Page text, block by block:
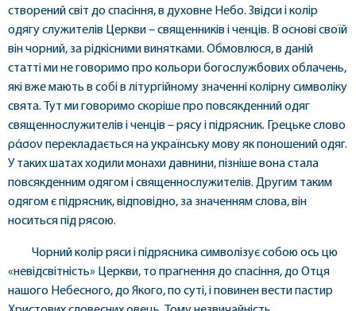
створений світ до спасіння, в духовне Небо. Звідси і колір
одягу служителів Церкви – священників і ченців. В основі своїй
він чорний, за рідкісними винятками. Обмовлюся, в даній
статті ми не говоримо про кольори богослужбових облачень,
які вже мають в собі в літургійному значенні колірну символіку
свята. Тут ми говоримо скоріше про повсякденний одяг
священнослужителів і ченців – рясу і підрясник. Грецьке слово
ράσον перекладається на українську мову як поношений одяг.
У таких шатах ходили монахи давнини, пізніше вона стала
повсякденним одягом і священнослужителів. Другим таким
одягом є підрясник, відповідно, за значенням слова, він
носиться під рясою.
Чорний колір ряси і підрясника символізує собою ось цю
«невідсвітність» Церкви, то прагнення до спасіння, до Отця
нашого Небесного, до Якого, по суті, і повинен вести пастир